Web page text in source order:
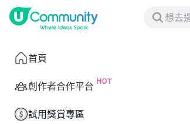
首頁
創作者合作平台
試用獎賞專區